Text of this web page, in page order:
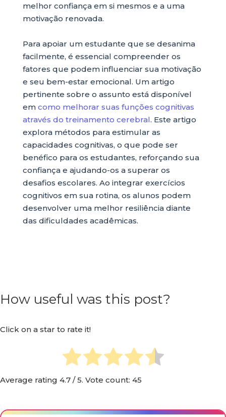
melhor confiança em si mesmos e a uma
motivação renovada.
Para apoiar um estudante que se desanima
facilmente, é essencial compreender os
fatores que podem influenciar sua motivação
e seu bem-estar emocional. Um artigo
pertinente sobre o assunto está disponível
em como melhorar suas funções cognitivas
através do treinamento cerebral. Este artigo
explora métodos para estimular as
capacidades cognitivas, o que pode ser
benéfico para os estudantes, reforçando sua
confiança e ajudando-os a superar os
desafios escolares. Ao integrar exercícios
cognitivos em sua rotina, os alunos podem
desenvolver uma melhor resiliência diante
das dificuldades acadêmicas.
How useful was this post?
Click on a star to rate it!
Average rating 4.7 / 5. Vote count: 45